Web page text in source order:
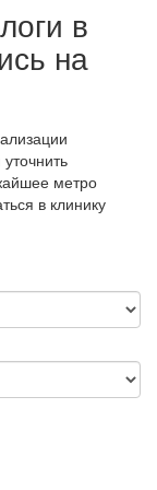
в
на
метро
в клинику